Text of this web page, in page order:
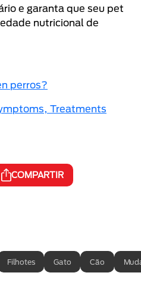
e garanta que seu pet
nutricional de
perros?
Treatments
COMPARTIR
Filhotes Gato Cão